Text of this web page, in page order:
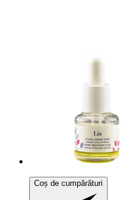
Coș de cumpărături